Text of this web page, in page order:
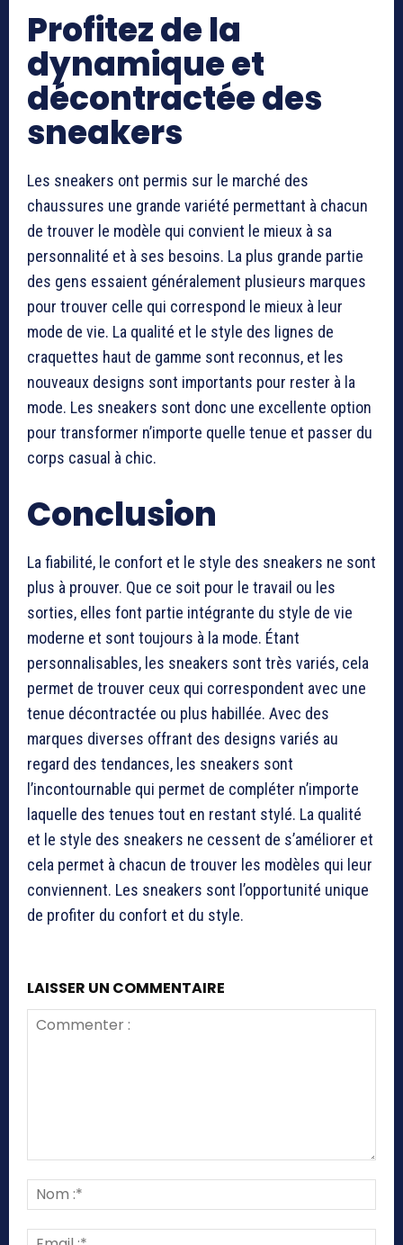
Profitez de la
dynamique et
décontractée des
sneakers
Les sneakers ont permis sur le marché des
chaussures une grande variété permettant à chacun
de trouver le modèle qui convient le mieux à sa
personnalité et à ses besoins. La plus grande partie
des gens essaient généralement plusieurs marques
pour trouver celle qui correspond le mieux à leur
mode de vie. La qualité et le style des lignes de
craquettes haut de gamme sont reconnus, et les
nouveaux designs sont importants pour rester à la
mode. Les sneakers sont donc une excellente option
pour transformer n’importe quelle tenue et passer du
corps casual à chic.
Conclusion
La fiabilité, le confort et le style des sneakers ne sont
plus à prouver. Que ce soit pour le travail ou les
sorties, elles font partie intégrante du style de vie
moderne et sont toujours à la mode. Étant
personnalisables, les sneakers sont très variés, cela
permet de trouver ceux qui correspondent avec une
tenue décontractée ou plus habillée. Avec des
marques diverses offrant des designs variés au
regard des tendances, les sneakers sont
l’incontournable qui permet de compléter n’importe
laquelle des tenues tout en restant stylé. La qualité
et le style des sneakers ne cessent de s’améliorer et
cela permet à chacun de trouver les modèles qui leur
conviennent. Les sneakers sont l’opportunité unique
de profiter du confort et du style.
LAISSER UN COMMENTAIRE
:*